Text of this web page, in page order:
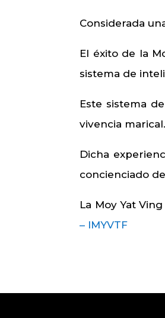
Considerada
El éxito de la
sistema de
Este sistema
vivencia marical.
Dicha
concienciado
La Moy Yat
– IMYVTF